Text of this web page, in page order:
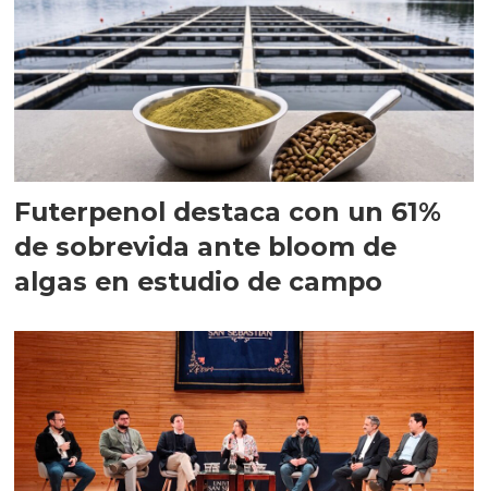
Futerpenol destaca con un 61%
de sobrevida ante bloom de
algas en estudio de campo